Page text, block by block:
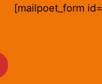
[mailpoet_form